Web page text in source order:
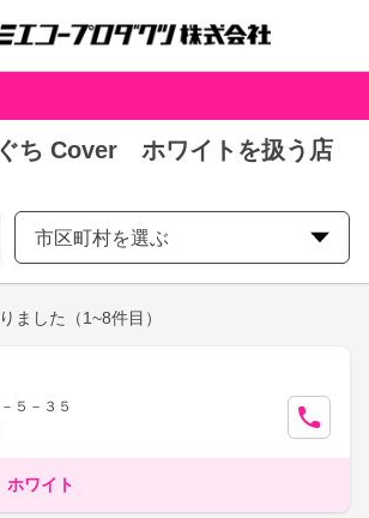
ち Cover ホワイトを扱う店
市区町村を選ぶ
ました （1~8件目）
５－３５
ワイト